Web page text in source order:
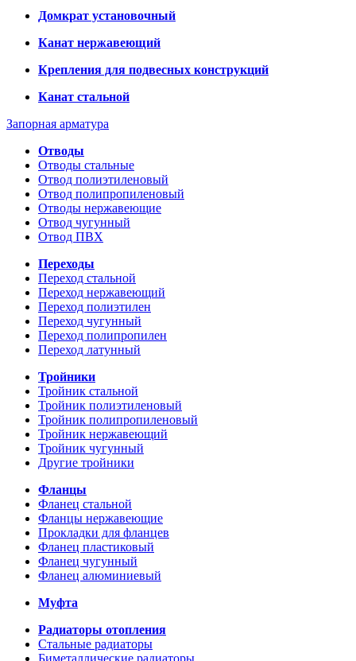
Домкрат установочный
Канат нержавеющий
Крепления для подвесных конструкций
Канат стальной
Запорная арматура
Отводы
Отводы стальные
Отвод полиэтиленовый
Отвод полипропиленовый
Отводы нержавеющие
Отвод чугунный
Отвод ПВХ
Переходы
Переход стальной
Переход нержавеющий
Переход полиэтилен
Переход чугунный
Переход полипропилен
Переход латунный
Тройники
Тройник стальной
Тройник полиэтиленовый
Тройник полипропиленовый
Тройник нержавеющий
Тройник чугунный
Другие тройники
Фланцы
Фланец стальной
Фланцы нержавеющие
Прокладки для фланцев
Фланец пластиковый
Фланец чугунный
Фланец алюминиевый
Муфта
Радиаторы отопления
Стальные радиаторы
Биметаллические радиаторы